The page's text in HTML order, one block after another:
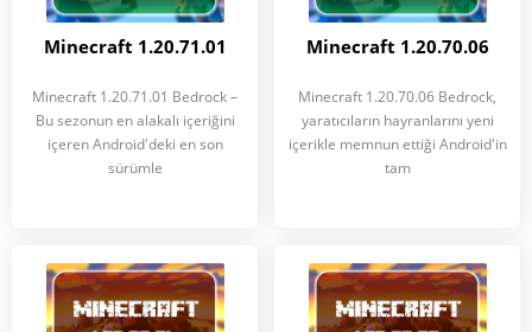
Minecraft 1.20.71.01
Minecraft 1.20.71.01 Bedrock –
Bu sezonun en alakalı içeriğini
içeren Android'deki en son
sürümle
Minecraft 1.20.70.06
Minecraft 1.20.70.06 Bedrock,
yaratıcıların hayranlarını yeni
içerikle memnun ettiği Android'in
tam